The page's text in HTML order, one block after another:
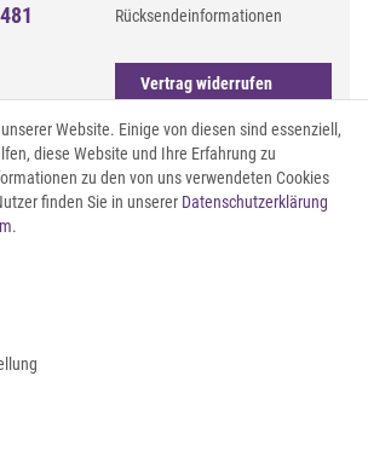
Rücksendeinformationen
Vertrag widerrufen
Gürtel messen & kürzen
Sonnenbrillen & UV-Schutz
Textilpflege
Website. Einige von diesen sind essenziell,
diese Website und Ihre Erfahrung zu
zu den von uns verwendeten Cookies
finden Sie in unserer Daten­schutz­erklärung
.